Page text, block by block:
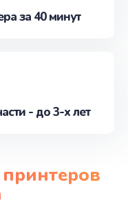
за 40 минут
- до 3-х лет